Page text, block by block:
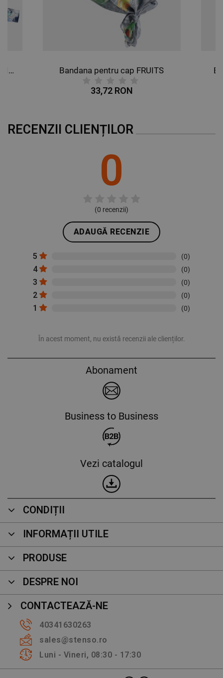
Bandana pentru cap BUTTERFLIES Bandana pentru cap FRUITS
33,72 RON
RECENZII CLIENȚILOR
0
(0 recenzii)
ADAUGĂ RECENZIE
5 (0)
4 (0)
3 (0)
2 (0)
1 (0)
În acest moment, nu există recenzii ale clienților.
Abonament
Business to Business
Vezi catalogul
CONDIȚII
INFORMAȚII UTILE
PRODUSE
DESPRE NOI
CONTACTEAZĂ-NE
40341630263
sales@stenso.ro
Luni - Vineri, 08:30 - 17:30
NECLASIFICATE